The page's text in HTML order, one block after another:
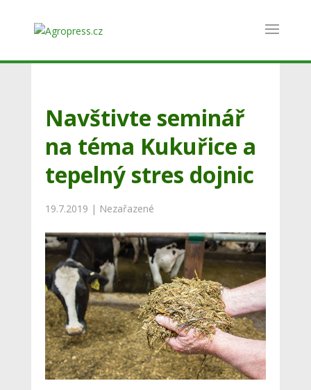
Navštivte seminář
na téma Kukuřice a
tepelný stres dojnic
19.7.2019 | Nezařazené